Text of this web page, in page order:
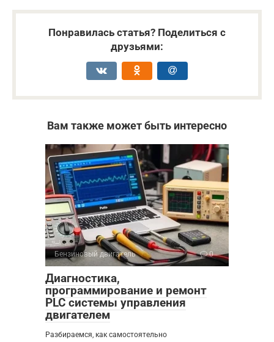
Понравилась статья? Поделиться с
друзьями:
Вам также может быть интересно
Бензиновый двигатель 0
Диагностика,
программирование и ремонт
PLC системы управления
двигателем
Разбираемся, как самостоятельно